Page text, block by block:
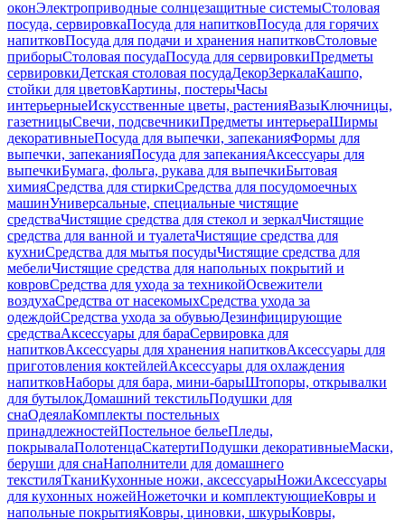
оконЭлектроприводные солнцезащитные системыСтоловая
посуда, сервировкаПосуда для напитковПосуда для горячих
напитковПосуда для подачи и хранения напитковСтоловые
приборыСтоловая посудаПосуда для сервировкиПредметы
сервировкиДетская столовая посудаДекорЗеркалаКашпо,
стойки для цветовКартины, постерыЧасы
интерьерныеИскусственные цветы, растенияВазыКлючницы,
газетницыСвечи, подсвечникиПредметы интерьераШирмы
декоративныеПосуда для выпечки, запеканияФормы для
выпечки, запеканияПосуда для запеканияАксессуары для
выпечкиБумага, фольга, рукава для выпечкиБытовая
химияСредства для стиркиСредства для посудомоечных
машинУниверсальные, специальные чистящие
средстваЧистящие средства для стекол и зеркалЧистящие
средства для ванной и туалетаЧистящие средства для
кухниСредства для мытья посудыЧистящие средства для
мебелиЧистящие средства для напольных покрытий и
ковровСредства для ухода за техникойОсвежители
воздухаСредства от насекомыхСредства ухода за
одеждойСредства ухода за обувьюДезинфицирующие
средстваАксессуары для бараСервировка для
напитковАксессуары для хранения напитковАксессуары для
приготовления коктейлейАксессуары для охлаждения
напитковНаборы для бара, мини-барыШтопоры, открывалки
для бутылокДомашний текстильПодушки для
снаОдеялаКомплекты постельных
принадлежностейПостельное бельеПледы,
покрывалаПолотенцаСкатертиПодушки декоративныеМаски,
беруши для снаНаполнители для домашнего
текстиляТканиКухонные ножи, аксессуарыНожиАксессуары
для кухонных ножейНожеточки и комплектующиеКовры и
напольные покрытияКовры, циновки, шкурыКовры,